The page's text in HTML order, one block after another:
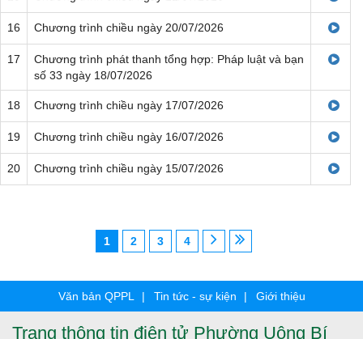
16 Chương trình chiều ngày 20/07/2026
17
Chương trình phát thanh tổng hợp: Pháp luật và bạn
số 33 ngày 18/07/2026
18 Chương trình chiều ngày 17/07/2026
19 Chương trình chiều ngày 16/07/2026
20 Chương trình chiều ngày 15/07/2026
1 2 3 4
Văn bản QPPL Tin tức - sự kiện Giới thiệu
Trang thông tin điện tử Phường Uông Bí